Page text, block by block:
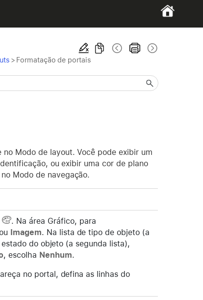
> Formatação de portais
Modo de layout. Você pode exibir um
ou exibir uma cor de plano
Modo de navegação.
. Na área Gráfico, para
Imagem. Na lista de tipo de objeto (a
do objeto (a segunda lista),
, escolha Nenhum.
no portal, defina as linhas do